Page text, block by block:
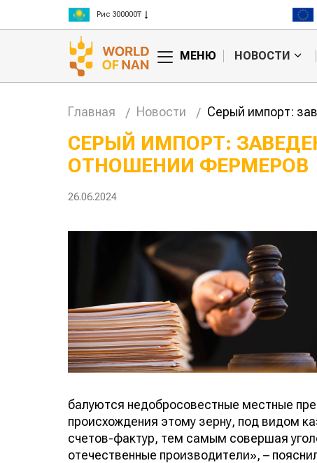
Рис 300000₸
Пшеница 3 класс 125000₸
МЕНЮ НОВОСТИ
Главная Новости Серый импорт:
СЕРЫЙ ИМПОРТ:
ОТНОШЕНИИ ФЕРМЕРОВ
26.06.2024
балуются недобросовестные местные
происхождения этому зерну, под видом
счетов-фактур, тем самым совершая
отечественные производители», –
Казахстанское